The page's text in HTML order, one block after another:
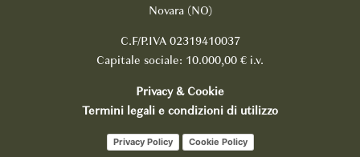
Novara (NO)
C.F/P.IVA 02319410037
Capitale sociale: 10.000,00 € i.v.
Privacy & Cookie
Termini legali e condizioni di utilizzo
Privacy Policy Cookie Policy